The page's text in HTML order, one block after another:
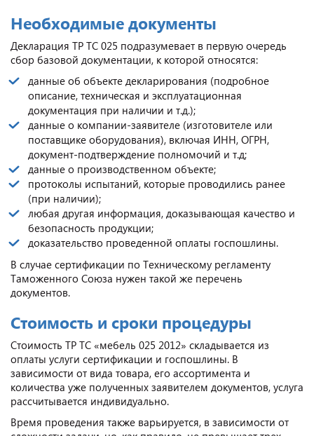
Необходимые документы
Декларация ТР ТС 025 подразумевает в первую очередь
сбор базовой документации, к которой относятся:
данные об объекте декларирования (подробное
описание, техническая и эксплуатационная
документация при наличии и т.д.);
данные о компании-заявителе (изготовителе или
поставщике оборудования), включая ИНН, ОГРН,
документ-подтверждение полномочий и т.д;
данные о производственном объекте;
протоколы испытаний, которые проводились ранее
(при наличии);
любая другая информация, доказывающая качество и
безопасность продукции;
доказательство проведенной оплаты госпошлины.
В случае сертификации по Техническому регламенту
Таможенного Союза нужен такой же перечень
документов.
Стоимость и сроки процедуры
Стоимость ТР ТС «мебель 025 2012» складывается из
оплаты услуги сертификации и госпошлины. В
зависимости от вида товара, его ассортимента и
количества уже полученных заявителем документов, услуга
рассчитывается индивидуально.
Время проведения также варьируется, в зависимости от